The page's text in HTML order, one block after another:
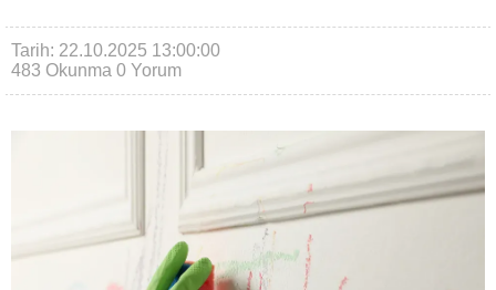
Tarih: 22.10.2025 13:00:00
483 Okunma 0 Yorum